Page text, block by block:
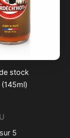
stock
sur 5